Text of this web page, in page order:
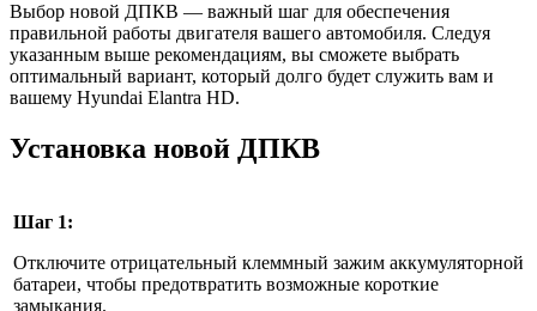
Выбор новой ДПКВ — важный шаг для обеспечения
правильной работы двигателя вашего автомобиля. Следуя
указанным выше рекомендациям, вы сможете выбрать
оптимальный вариант, который долго будет служить вам и
вашему Hyundai Elantra HD.
Установка новой ДПКВ
Шаг 1:
Отключите отрицательный клеммный зажим аккумуляторной
батареи, чтобы предотвратить возможные короткие
замыкания.